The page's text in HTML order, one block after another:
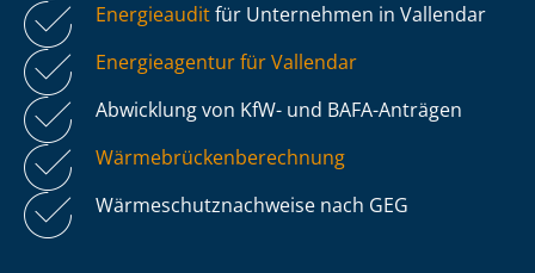
Energieauditfür Unternehmen in Vallendar
Energieagentur für Vallendar
Abwicklung von KfW- und BAFA-Anträgen
Wär­me­brü­cken­be­rech­nung
Wär­me­schutz­nach­wei­se nach GEG